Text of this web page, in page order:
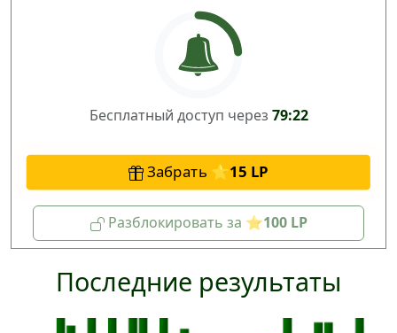
Бесплатный доступ через 79:22
Забрать 15
Разблокировать за 100
Последние результаты